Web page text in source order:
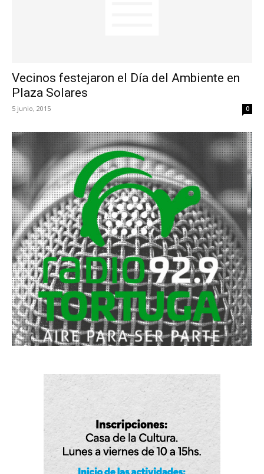
Vecinos festejaron el Día del Ambiente en
Plaza Solares
5 junio, 2015 0